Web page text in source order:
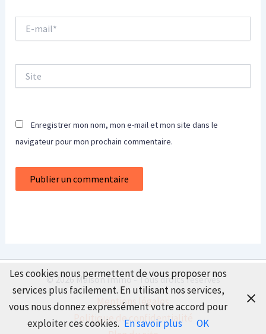
mail*
Enregistrer mon nom, mon e-mail et mon site dans le
navigateur pour mon prochain commentaire.
© 2026 Maison Immo - Tous droits réservés
Mentions légales
Politique de confidentialité
Les cookies nous permettent de vous proposer nos
services plus facilement. En utilisant nos services,
vous nous donnez expressément votre accord pour
exploiter ces cookies. En savoir plus OK